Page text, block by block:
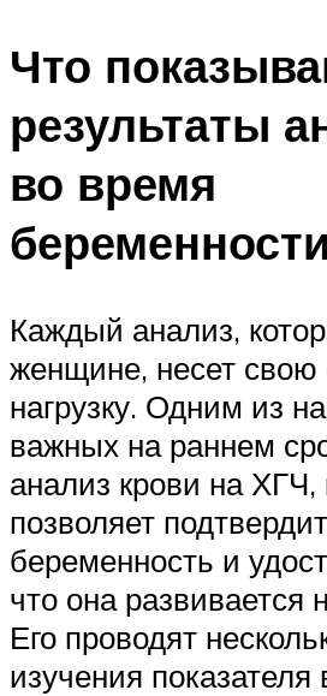
Что
результаты
во время
беременности
Каждый анализ,
женщине, несет
нагрузку. Одним из
важных на раннем
анализ крови на ХГЧ,
позволяет
беременность и
что она развивается
Его проводят
изучения